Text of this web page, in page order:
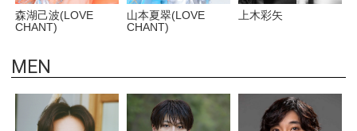
森湖己波(LOVE
CHANT)
山本夏翠(LOVE
CHANT)
上木彩矢
MEN